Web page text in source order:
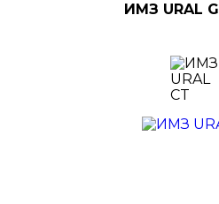
ИМЗ URAL